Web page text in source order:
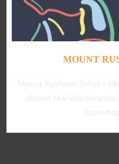
MOUNT
Mount Rushmor Safari –
diesem Mai-